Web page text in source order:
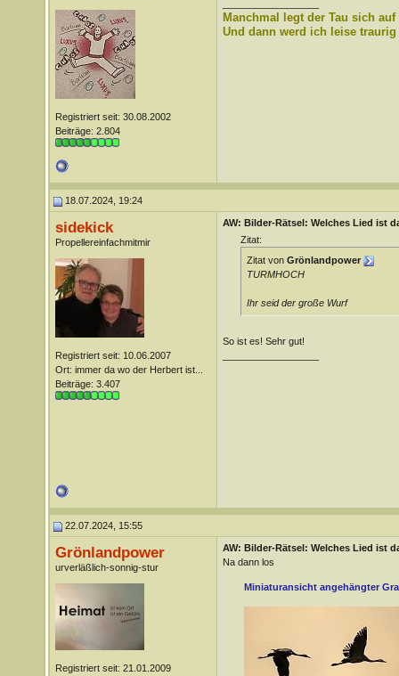
Registriert seit: 30.08.2002
Beiträge: 2.804
Manchmal legt der Tau sich auf
Und dann werd ich leise traurig
18.07.2024, 19:24
sidekick
Propellereinfachmitmir
Registriert seit: 10.06.2007
Ort: immer da wo der Herbert ist...
Beiträge: 3.407
AW: Bilder-Rätsel: Welches Lied ist
Zitat:
Zitat von Grönlandpower
TURMHOCH
Ihr seid der große Wurf
So ist es! Sehr gut!
22.07.2024, 15:55
Grönlandpower
urverläßlich-sonnig-stur
Registriert seit: 21.01.2009
AW: Bilder-Rätsel: Welches Lied ist
Na dann los
Miniaturansicht angehängter